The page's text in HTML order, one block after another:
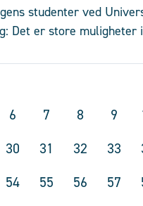
studenter ved
Det er store
6 7 8 9
30 31 32 33
54 55 56 57